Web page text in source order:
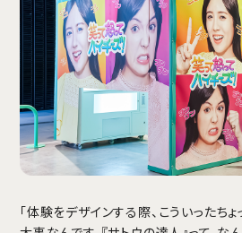
「体験をデザインする際、こういったち